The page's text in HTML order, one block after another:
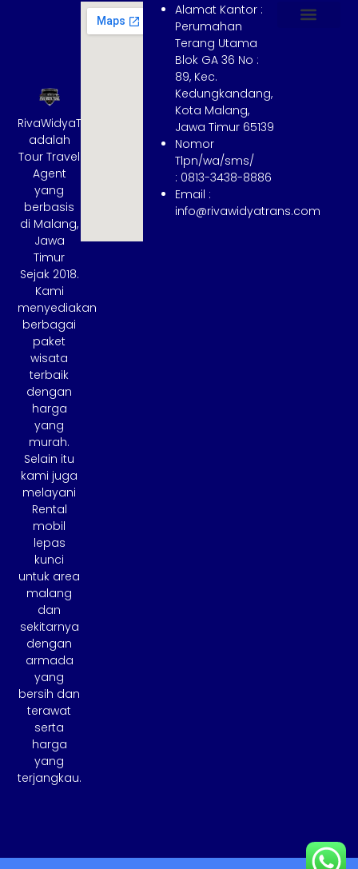
RivaWidyaTrans
adalah
Tour Travel
Agent
yang
berbasis
di Malang,
Jawa
Timur
Sejak 2018.
Kami
menyediakan
berbagai
paket
wisata
terbaik
dengan
harga
yang
murah.
Selain itu
kami juga
melayani
Rental
mobil
lepas
kunci
untuk area
malang
dan
sekitarnya
dengan
armada
yang
bersih dan
terawat
serta
harga
yang
terjangkau.
Alamat Kantor :
Perumahan
Terang Utama
Blok GA 36 No :
89, Kec.
Kedungkandang,
Kota Malang,
Jawa Timur 65139
Nomor
Tlpn/wa/sms/
: 0813-3438-8886
Email :
info@rivawidyatrans.com